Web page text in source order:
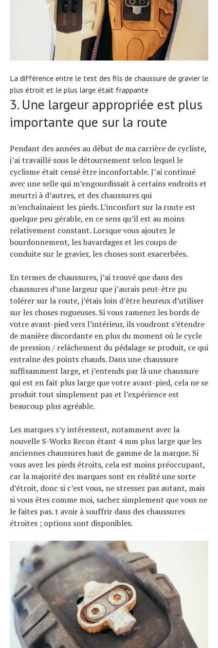
La différence entre le test des fils de chaussure de gravier le
plus étroit et le plus large était frappante
3. Une largeur appropriée est plus
importante que sur la route
Pendant des années au début de ma carrière de cycliste,
j’ai travaillé sous le détournement selon lequel le
cyclisme était censé être inconfortable. J’ai continué
avec une selle qui m’engourdissait à certains endroits et
meurtri à d’autres, et des chaussures qui
m’enchaînaient les pieds. L’inconfort sur la route est
quelque peu gérable, en ce sens qu’il est au moins
relativement constant. Lorsque vous ajoutez le
bourdonnement, les bavardages et les coups de
conduite sur le gravier, les choses sont exacerbées.
En termes de chaussures, j’ai trouvé que dans des
chaussures d’une largeur que j’aurais peut-être pu
tolérer sur la route, j’étais loin d’être heureux d’utiliser
sur les choses rugueuses. Si vous ramenez les bords de
votre avant-pied vers l’intérieur, ils voudront s’étendre
de manière discordante en plus du moment où le cycle
de pression / relâchement du pédalage se produit, ce qui
entraîne des points chauds. Dans une chaussure
suffisamment large, et j’entends par là une chaussure
qui est en fait plus large que votre avant-pied, cela ne se
produit tout simplement pas et l’expérience est
beaucoup plus agréable.
Les marques s’y intéressent, notamment avec la
nouvelle S-Works Recon étant 4 mm plus large que les
anciennes chaussures haut de gamme de la marque. Si
vous avez les pieds étroits, cela est moins préoccupant,
car la majorité des marques sont en réalité une sorte
d’étroit, donc si c’est vous, ne stressez pas autant, mais
si vous êtes comme moi, sachez simplement que vous ne
le faites pas. t avoir à souffrir dans des chaussures
étroites ; options sont disponibles.